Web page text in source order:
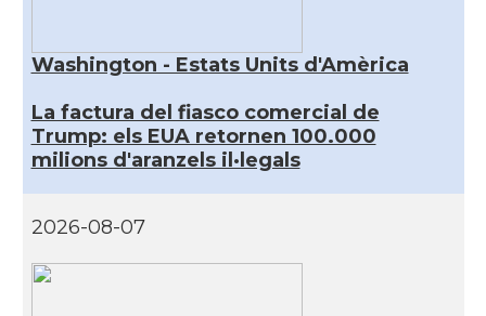
Washington - Estats Units d'Amèrica
La factura del fiasco comercial de
Trump: els EUA retornen 100.000
milions d'aranzels il·legals
2026-08-07